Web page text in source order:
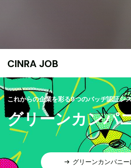
CINRA JOB
これからの企業を彩る9つのバッヂ認証シ
グリーンカンパ
グリーンカンパニ